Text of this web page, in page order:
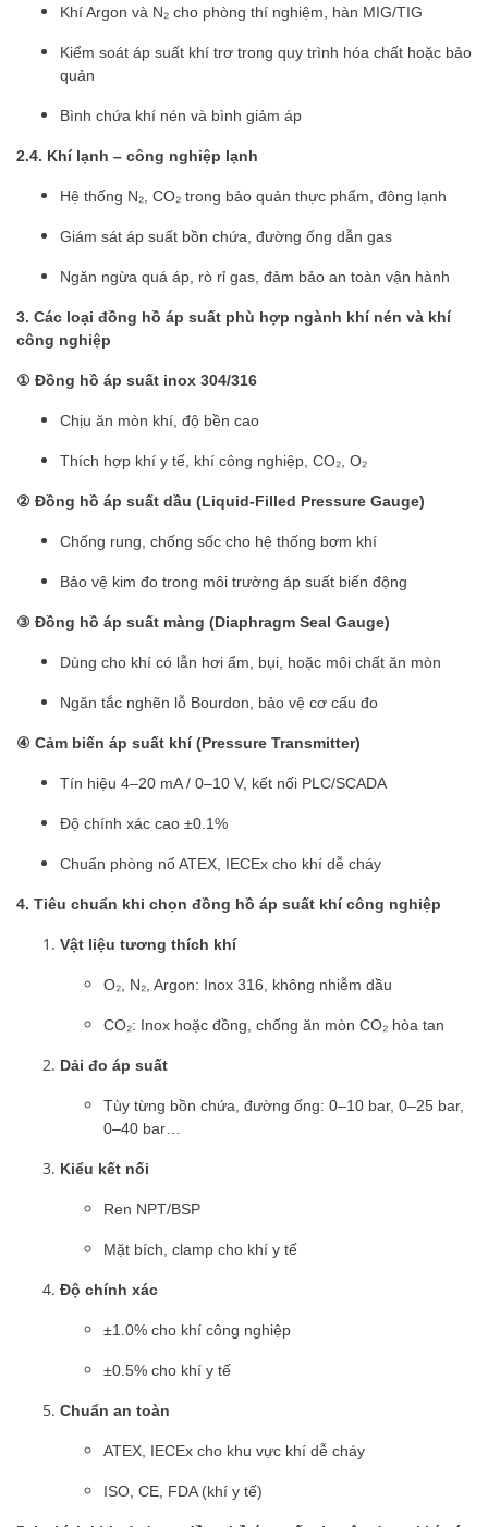
Khí Argon và N₂ cho phòng thí nghiệm, hàn MIG/TIG
Kiểm soát áp suất khí trơ trong quy trình hóa chất hoặc bảo
quản
Bình chứa khí nén và bình giảm áp
2.4. Khí lạnh – công nghiệp lạnh
Hệ thống N₂, CO₂ trong bảo quản thực phẩm, đông lạnh
Giám sát áp suất bồn chứa, đường ống dẫn gas
Ngăn ngừa quá áp, rò rỉ gas, đảm bảo an toàn vận hành
3. Các loại đồng hồ áp suất phù hợp ngành khí nén và khí
công nghiệp
① Đồng hồ áp suất inox 304/316
Chịu ăn mòn khí, độ bền cao
Thích hợp khí y tế, khí công nghiệp, CO₂, O₂
② Đồng hồ áp suất dầu (Liquid-Filled Pressure Gauge)
Chống rung, chống sốc cho hệ thống bơm khí
Bảo vệ kim đo trong môi trường áp suất biến động
③ Đồng hồ áp suất màng (Diaphragm Seal Gauge)
Dùng cho khí có lẫn hơi ẩm, bụi, hoặc môi chất ăn mòn
Ngăn tắc nghẽn lỗ Bourdon, bảo vệ cơ cấu đo
④ Cảm biến áp suất khí (Pressure Transmitter)
Tín hiệu 4–20 mA / 0–10 V, kết nối PLC/SCADA
Độ chính xác cao ±0.1%
Chuẩn phòng nổ ATEX, IECEx cho khí dễ cháy
4. Tiêu chuẩn khi chọn đồng hồ áp suất khí công nghiệp
Vật liệu tương thích khí
O₂, N₂, Argon: Inox 316, không nhiễm dầu
CO₂: Inox hoặc đồng, chống ăn mòn CO₂ hòa tan
Dải đo áp suất
Tùy từng bồn chứa, đường ống: 0–10 bar, 0–25 bar,
0–40 bar…
Kiểu kết nối
Ren NPT/BSP
Mặt bích, clamp cho khí y tế
Độ chính xác
±1.0% cho khí công nghiệp
±0.5% cho khí y tế
Chuẩn an toàn
ATEX, IECEx cho khu vực khí dễ cháy
ISO, CE, FDA (khí y tế)